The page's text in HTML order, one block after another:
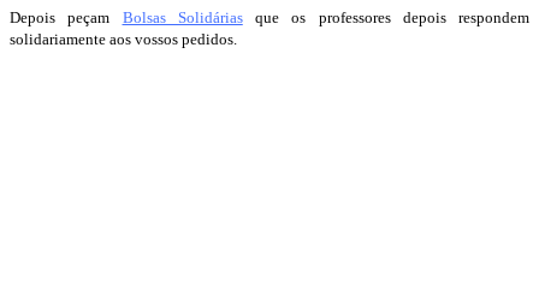
Depois peçam Bolsas Solidáriasque os professores depois respondem
solidariamente aos vossos pedidos.